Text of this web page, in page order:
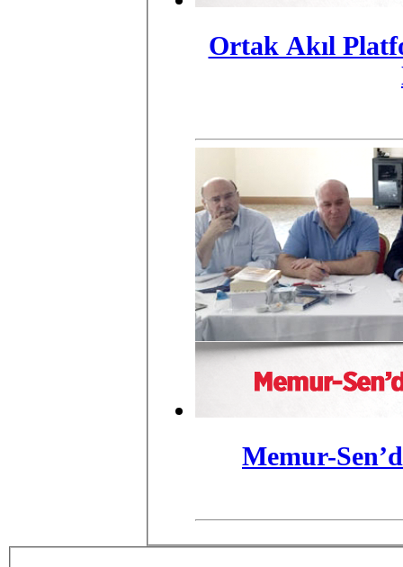
Ortak Akıl
Memur-